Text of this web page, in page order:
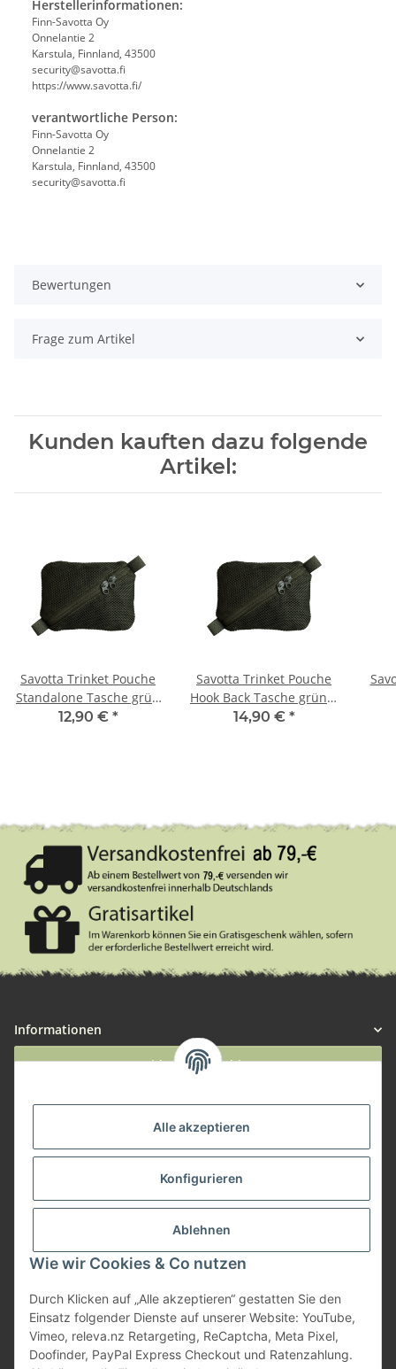
Alle akzeptieren
Konfigurieren
Ablehnen
Wie wir Cookies & Co nutzen
Durch Klicken auf „Alle akzeptieren“ gestatten Sie den
Einsatz folgender Dienste auf unserer Website: YouTube,
Vimeo, releva.nz Retargeting, ReCaptcha, Meta Pixel,
Doofinder, PayPal Express Checkout und Ratenzahlung.
Herstellerinformationen:
Finn-Savotta Oy
Onnelantie 2
Karstula, Finnland, 43500
security@savotta.fi
https://www.savotta.fi/
verantwortliche Person:
Finn-Savotta Oy
Onnelantie 2
Karstula, Finnland, 43500
security@savotta.fi
Bewertungen
Frage zum Artikel
Kunden kauften dazu folgende
Artikel:
Savotta Trinket Pouche
Standalone Tasche grün
S 10×15 cm
12,90 € *
Savotta Trinket Pouche
Hook Back Tasche grün S
10×15 cm
14,90 € *
Informationen
Widerruf anmelden
Herstellerinformationen